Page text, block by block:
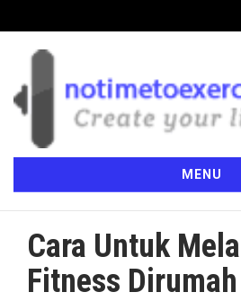
MENU
Cara Untuk
Fitness Dirumah